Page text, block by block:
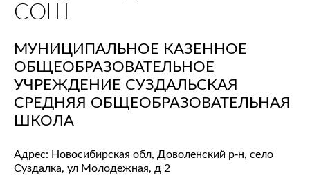
СОШ
МУНИЦИПАЛЬНОЕ КАЗЕННОЕ
ОБЩЕОБРАЗОВАТЕЛЬНОЕ
УЧРЕЖДЕНИЕ СУЗДАЛЬСКАЯ
СРЕДНЯЯ ОБЩЕОБРАЗОВАТЕЛЬНАЯ
ШКОЛА
Адрес: Новосибирская обл, Доволенский р-н, село
Суздалка, ул Молодежная, д 2